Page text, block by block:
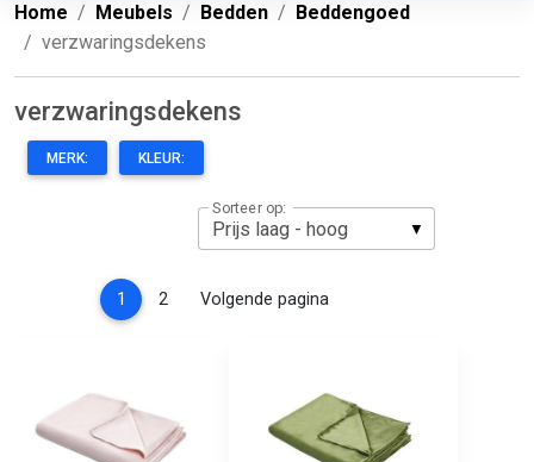
Home
Meubels Bedden
Beddengoed
verzwaringsdekens
verzwaringsdekens
MERK: KLEUR:
Sorteer op:
1 (current)
2 Volgende pagina